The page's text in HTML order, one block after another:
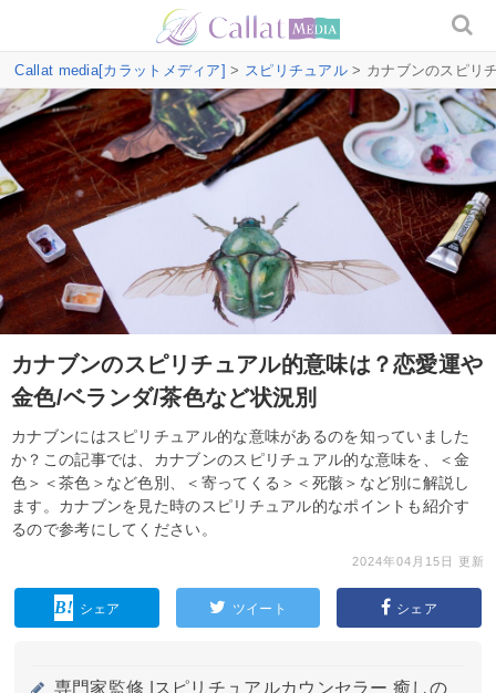
Callat media[カラットメディア] > スピリチュアル > カナブンのスピリ
カナブンのスピリチュアル的意味は？恋愛運や
金色/ベランダ/茶色など状況別
カナブンにはスピリチュアル的な意味があるのを知っていました
か？この記事では、カナブンのスピリチュアル的な意味を、＜金
色＞＜茶色＞など色別、＜寄ってくる＞＜死骸＞など別に解説し
ます。カナブンを見た時のスピリチュアル的なポイントも紹介す
るので参考にしてください。
2024年04月15日 更新
シェア ツイート シェア
専門家監修 |
スピリチュアルカウンセラー 癒しの